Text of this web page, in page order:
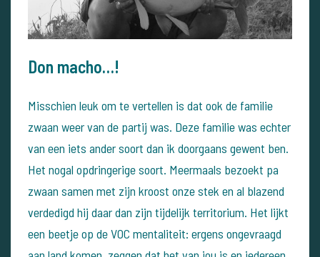
Don macho…!
Misschien leuk om te vertellen is dat ook de familie
zwaan weer van de partij was. Deze familie was echter
van een iets ander soort dan ik doorgaans gewent ben.
Het nogal opdringerige soort. Meermaals bezoekt pa
zwaan samen met zijn kroost onze stek en al blazend
verdedigd hij daar dan zijn tijdelijk territorium. Het lijkt
een beetje op de VOC mentaliteit: ergens ongevraagd